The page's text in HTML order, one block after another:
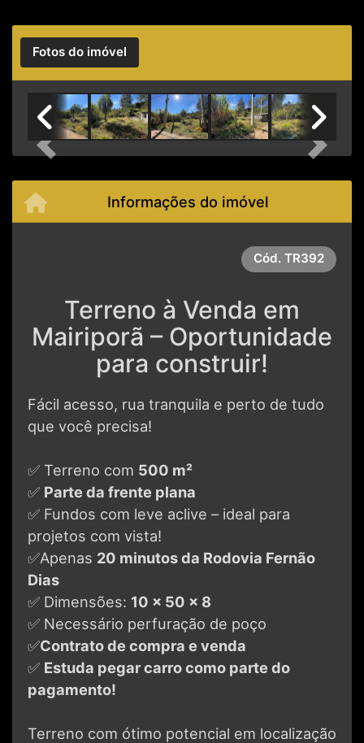
Fotos do imóvel
Previous Next
Informações do imóvel
Cód. TR392
Terreno à Venda em
Mairiporã – Oportunidade
para construir!
Fácil acesso, rua tranquila e perto de tudo
que você precisa!
✅ Terreno com 500 m²
✅ Parte da frente plana
✅ Fundos com leve aclive – ideal para
projetos com vista!
✅Apenas 20 minutos da Rodovia Fernão
Dias
✅ Dimensões: 10 x 50 x 8
✅ Necessário perfuração de poço
✅Contrato de compra e venda
✅ Estuda pegar carro como parte do
pagamento!
Terreno com ótimo potencial em localização